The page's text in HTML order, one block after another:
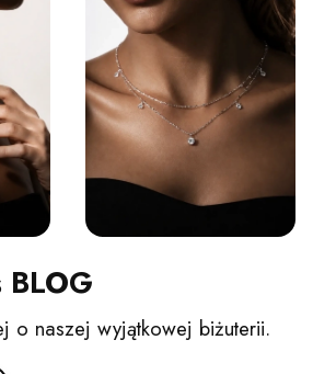
o naszej wyjątkowej biżuterii.